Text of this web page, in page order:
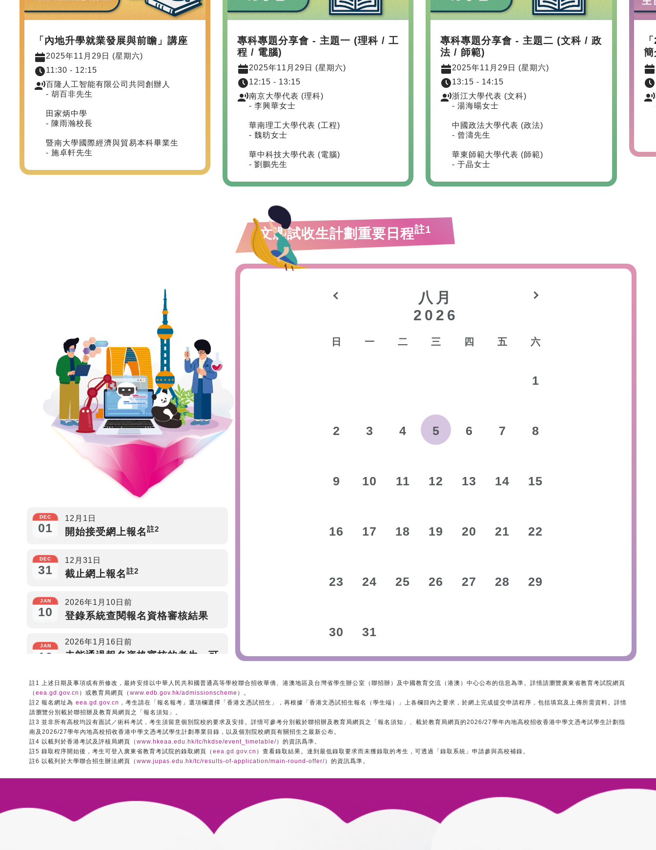
「內地升學就業發展與前瞻」講座
2025年11月29日 (星期六)
11:30 - 12:15
百隆人工智能有限公司共同創辦人
- 胡百非先生
田家炳中學
- 陳雨瀚校長
暨南大學國際經濟與貿易本科畢業生
- 施卓軒先生
專科專題分享會 - 主題一 (理科 / 工
程 / 電腦)
2025年11月29日 (星期六)
12:15 - 13:15
南京大學代表 (理科)
- 李興華女士
華南理工大學代表 (工程)
- 魏昉女士
華中科技大學代表 (電腦)
- 劉鵬先生
專科專題分享會 - 主題二 (文科 / 政
法 / 師範)
2025年11月29日 (星期六)
13:15 - 14:15
浙江大學代表 (文科)
- 湯海暘女士
中國政法大學代表 (政法)
- 曾濤先生
華東師範大學代表 (師範)
- 于晶女士
簡
DEC
01
12月1日
開始接受網上報名註2
DEC
31
12月31日
截止網上報名註2
JAN
10
2026年1月10日前
登錄系統查閱報名資格審核結果
JAN
16
2026年1月16日前
未能通過報名資格審核的考生，可
JAN
23
2026年1月23日前
未能通過首次報名資格審核的考
生，可登入系統查閱最新審核結果
JAN
31
2026年1月31日前
繳交報名費並上載繳費憑證
2026年2月15日
學校開始上載「校長推薦計劃」文
文憑試收生計劃重要日程註1
八月
2026
日 一 二 三 四 五 六
1
2 3 4 5 6 7 8
9 10 11 12 13 14 15
16 17 18 19 20 21 22
23 24 25 26 27 28 29
30 31
註1 上述日期及事項或有所修改，最終安排以中華人民共和國普通高等學校聯合招收華僑、港澳地區及台灣省學生辦公室（聯招辦）及中國教育交流（港澳）中心公布的信息為準。詳情請瀏覽廣東省教育考試院網頁
（ eea.gd.gov.cn ）或教育局網頁（ www.edb.gov.hk/admissionscheme ）。
註2 報名網址為 eea.gd.gov.cn ，考生請在「報名報考」選項欄選擇「香港文憑試招生」，再根據「香港文憑試招生報名（學生端）」上各欄目內之要求，於網上完成提交申請程序，包括填寫及上傳所需資料。詳情
請瀏覽分別載於聯招辦及教育局網頁之「報名須知」。
註3 並非所有高校均設有面試／術科考試，考生須留意個別院校的要求及安排。詳情可參考分別載於聯招辦及教育局網頁之「報名須知」、載於教育局網頁的2026/27學年內地高校招收香港中學文憑考試學生計劃指
南及2026/27學年內地高校招收香港中學文憑考試學生計劃專業目錄，以及個別院校網頁有關招生之最新公布。
註4 以載列於香港考試及評核局網頁（ www.hkeaa.edu.hk/tc/hkdse/event_timetable/）的資訊爲準。
註5 錄取程序開始後，考生可登入廣東省教育考試院的錄取網頁（ eea.gd.gov.cn ）查看錄取結果。達到最低錄取要求而未獲錄取的考生，可透過「錄取系統」申請參與高校補錄。
註6 以載列於大學聯合招生辦法網頁（ www.jupas.edu.hk/tc/results-of-application/main-round-offer/）的資訊爲準。